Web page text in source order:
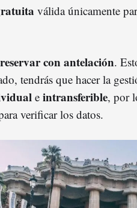
válida únicamente
con antelación.
tendrás que hacer la
e intransferible, por
verificar los datos.